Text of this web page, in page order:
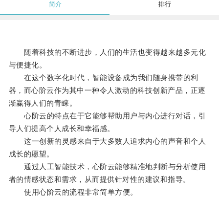
简介 排行
随着科技的不断进步，人们的生活也变得越来越多元化
与便捷化。
在这个数字化时代，智能设备成为我们随身携带的利
器，而心阶云作为其中一种令人激动的科技创新产品，正逐
渐赢得人们的青睐。
心阶云的特点在于它能够帮助用户与内心进行对话，引
导人们提高个人成长和幸福感。
这一创新的灵感来自于大多数人追求内心的声音和个人
成长的愿望。
通过人工智能技术，心阶云能够精准地判断与分析使用
者的情感状态和需求，从而提供针对性的建议和指导。
使用心阶云的流程非常简单方便。